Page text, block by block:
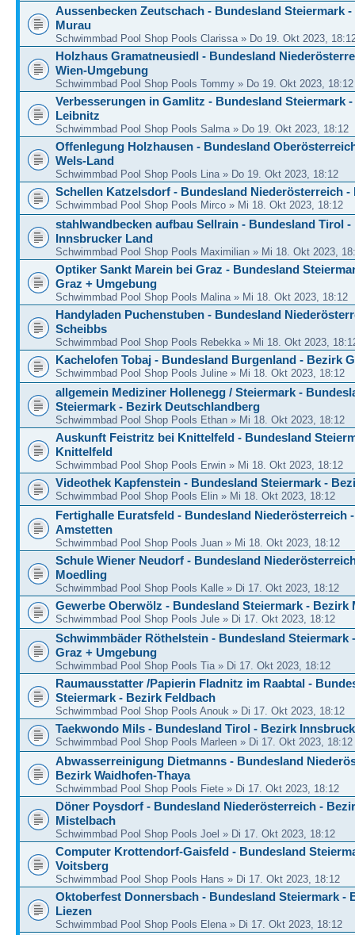
Aussenbecken Zeutschach - Bundesland Steiermark
Murau
Schwimmbad Pool Shop Pools Clarissa » Do 19. Okt 2023,
Holzhaus Gramatneusiedl - Bundesland
Wien-Umgebung
Schwimmbad Pool Shop Pools Tommy » Do 19. Okt 2023, 18:12
Verbesserungen in Gamlitz - Bundesland Steiermark
Leibnitz
Schwimmbad Pool Shop Pools Salma » Do 19. Okt 2023, 18:12
Offenlegung Holzhausen - Bundesland
Wels-Land
Schwimmbad Pool Shop Pools Lina » Do 19. Okt 2023, 18:12
Schellen Katzelsdorf - Bundesland Niederösterreich -
Schwimmbad Pool Shop Pools Mirco » Mi 18. Okt 2023, 18:12
stahlwandbecken aufbau Sellrain - Bundesland Tirol -
Innsbrucker Land
Schwimmbad Pool Shop Pools Maximilian » Mi 18. Okt 2023,
Optiker Sankt Marein bei Graz - Bundesland
Graz + Umgebung
Schwimmbad Pool Shop Pools Malina » Mi 18. Okt 2023, 18:12
Handyladen Puchenstuben - Bundesland
Scheibbs
Schwimmbad Pool Shop Pools Rebekka » Mi 18. Okt 2023,
Kachelofen Tobaj - Bundesland Burgenland - Bezirk
Schwimmbad Pool Shop Pools Juline » Mi 18. Okt 2023, 18:12
allgemein Mediziner Hollenegg / Steiermark -
Steiermark - Bezirk Deutschlandberg
Schwimmbad Pool Shop Pools Ethan » Mi 18. Okt 2023, 18:12
Auskunft Feistritz bei Knittelfeld - Bundesland
Knittelfeld
Schwimmbad Pool Shop Pools Erwin » Mi 18. Okt 2023, 18:12
Videothek Kapfenstein - Bundesland Steiermark -
Schwimmbad Pool Shop Pools Elin » Mi 18. Okt 2023, 18:12
Fertighalle Euratsfeld - Bundesland Niederösterreich
Amstetten
Schwimmbad Pool Shop Pools Juan » Mi 18. Okt 2023, 18:12
Schule Wiener Neudorf - Bundesland
Moedling
Schwimmbad Pool Shop Pools Kalle » Di 17. Okt 2023, 18:12
Gewerbe Oberwölz - Bundesland Steiermark - Bezirk
Schwimmbad Pool Shop Pools Jule » Di 17. Okt 2023, 18:12
Schwimmbäder Röthelstein - Bundesland Steiermark
Graz + Umgebung
Schwimmbad Pool Shop Pools Tia » Di 17. Okt 2023, 18:12
Raumausstatter /Papierin Fladnitz im Raabtal -
Steiermark - Bezirk Feldbach
Schwimmbad Pool Shop Pools Anouk » Di 17. Okt 2023, 18:12
Taekwondo Mils - Bundesland Tirol - Bezirk
Schwimmbad Pool Shop Pools Marleen » Di 17. Okt 2023, 18:12
Abwasserreinigung Dietmanns - Bundesland
Bezirk Waidhofen-Thaya
Schwimmbad Pool Shop Pools Fiete » Di 17. Okt 2023, 18:12
Döner Poysdorf - Bundesland Niederösterreich -
Mistelbach
Schwimmbad Pool Shop Pools Joel » Di 17. Okt 2023, 18:12
Computer Krottendorf-Gaisfeld - Bundesland
Voitsberg
Schwimmbad Pool Shop Pools Hans » Di 17. Okt 2023, 18:12
Oktoberfest Donnersbach - Bundesland Steiermark -
Liezen
Schwimmbad Pool Shop Pools Elena » Di 17. Okt 2023, 18:12